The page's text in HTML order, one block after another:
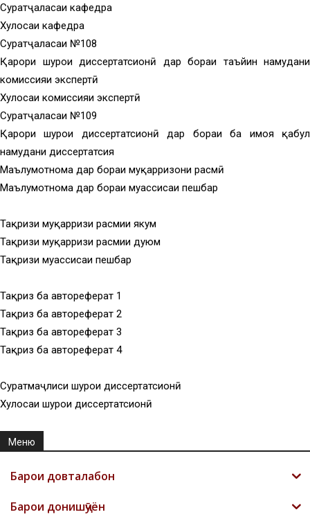
Суратҷаласаи кафедра
Хулосаи кафедра
Суратҷаласаи №108
Қарори шурои диссертатсионӣ дар бораи таъйин намудани
комиссияи экспертӣ
Хулосаи комиссияи экспертӣ
Суратҷаласаи №109
Қарори шурои диссертатсионӣ дар бораи ба ҳимоя қабул
намудани диссертатсия
Маълумотнома дар бораи муқарризони расмӣ
Маълумотнома дар бораи муассисаи пешбар
Тақризи муқарризи расмии якум
Тақризи муқарризи расмии дуюм
Тақризи муассисаи пешбар
Тақриз ба автореферат 1
Тақриз ба автореферат 2
Тақриз ба автореферат 3
Тақриз ба автореферат 4
Суратмаҷлиси шурои диссертатсионӣ
Хулосаи шурои диссертатсионӣ
Меню
Барои довталабон
Барои донишҷӯён